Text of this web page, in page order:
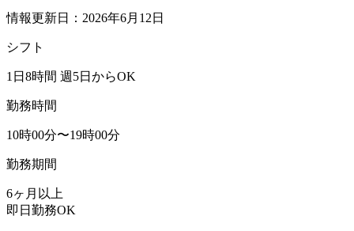
情報更新日：2026年6月12日
シフト
1日8時間 週5日からOK
勤務時間
10時00分〜19時00分
勤務期間
6ヶ月以上
即日勤務OK